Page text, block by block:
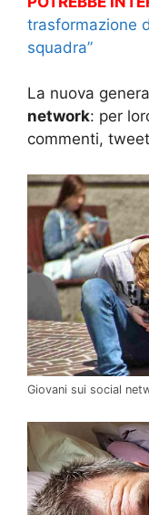
trasformazione
squadra”
La nuova
network: per
commenti,
Giovani sui social